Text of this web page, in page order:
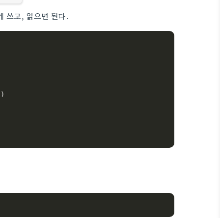
고, 읽으면 된다.
)